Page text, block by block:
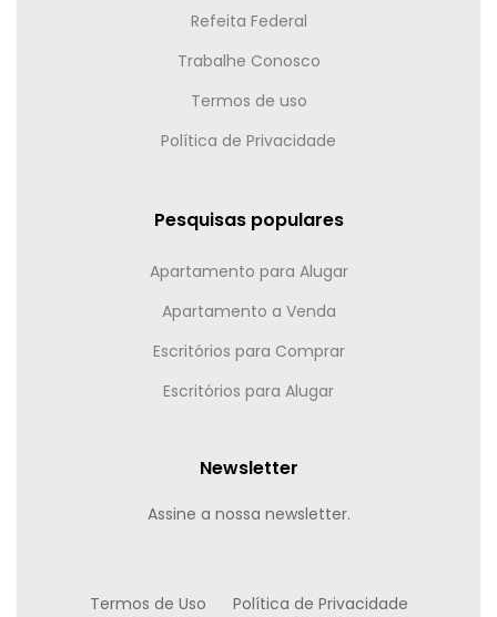
Refeita Federal
Trabalhe Conosco
Termos de uso
Política de Privacidade
Pesquisas populares
Apartamento para Alugar
Apartamento a Venda
Escritórios para Comprar
Escritórios para Alugar
Newsletter
Assine a nossa newsletter.
Termos de Uso Política de Privacidade